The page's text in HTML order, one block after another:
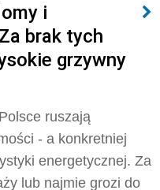
i
brak tych
grzywny
ruszają
- a konkretniej
energetycznej. Za
lub najmie grozi do